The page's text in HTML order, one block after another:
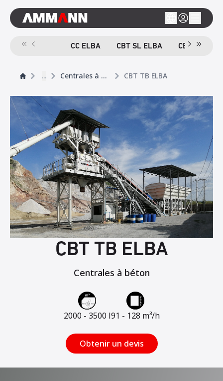
CC ELBA CBT SL ELBA CBT TB
... Centrales à béton CBT TB ELBA
CBT TB ELBA
Centrales à béton
2000 - 3500 l91 - 128 m³/h
Obtenir un devis